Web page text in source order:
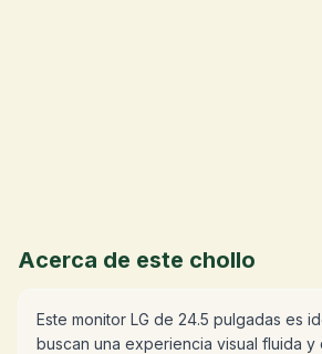
Acerca de este chollo
Este monitor LG de 24.5 pulgadas es
buscan una experiencia visual fluida y